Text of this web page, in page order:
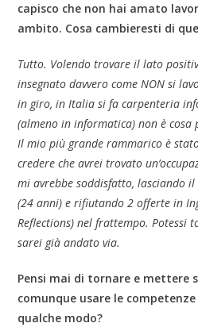
capisco che non hai amato
ambito. Cosa cambieresti di
Tutto. Volendo trovare il lato
insegnato davvero come NON si
in giro, in Italia si fa carpenteria
(almeno in informatica) non è cosa
Il mio più grande rammarico è
credere che avrei trovato
mi avrebbe soddisfatto, lasciando
(24 anni) e rifiutando 2 offerte in
Reflections) nel frattempo. Potessi
sarei già andato via.
Pensi mai di tornare e mettere
comunque usare le
qualche modo?